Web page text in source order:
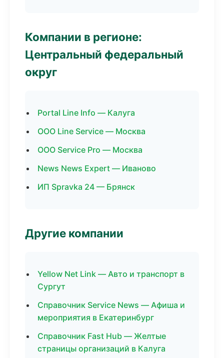
Компании в регионе:
Центральный федеральный
округ
Portal Line Info — Калуга
ООО Line Service — Москва
ООО Service Pro — Москва
News News Expert — Иваново
ИП Spravka 24 — Брянск
Другие компании
Yellow Net Link — Авто и транспорт в
Сургут
Справочник Service News — Афиша и
мероприятия в Екатеринбург
Справочник Fast Hub — Желтые
страницы организаций в Калуга